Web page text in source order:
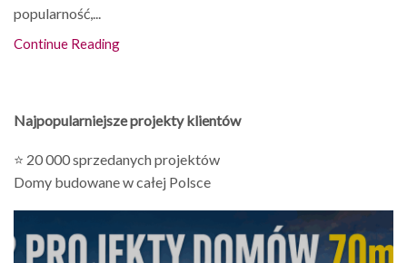
popularność,...
Continue Reading
Najpopularniejsze projekty klientów
⭐ 20 000 sprzedanych projektów
Domy budowane w całej Polsce